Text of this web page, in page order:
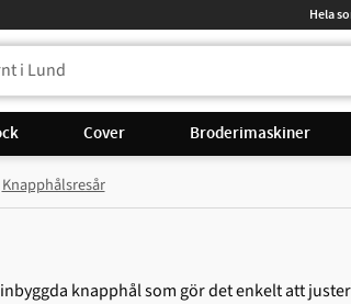
Hela
Cover Broderimaskiner
Knapphålsresår
knapphål som gör det enkelt att